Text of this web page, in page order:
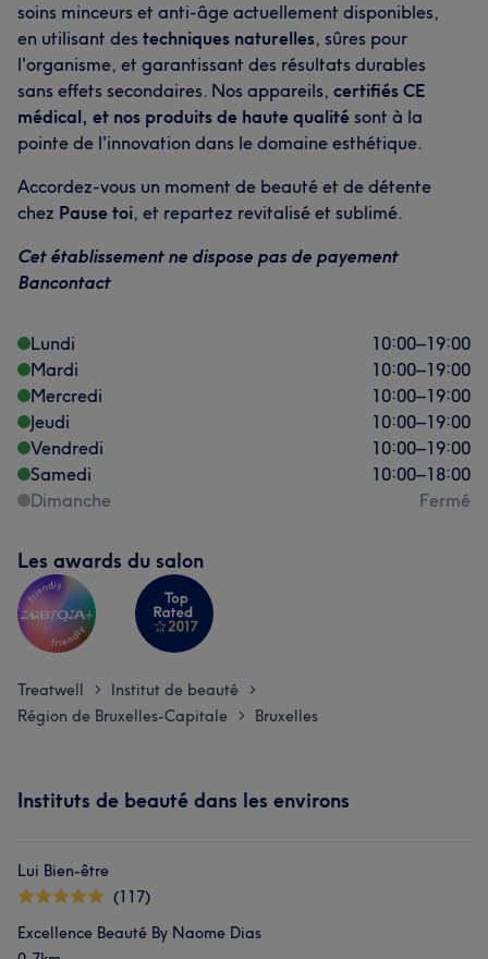
L'avis de nos clients sur Purple
Attentionné/e 15 Exceptionnel/le 9 Attentif/ive 9
soins minceurs et anti-âge actuellement disponibles,
en utilisant des techniques naturelles, sûres pour
l'organisme, et garantissant des résultats durables
sans effets secondaires. Nos appareils, certifiés CE
médical, et nos produits de haute qualité sont à la
pointe de l'innovation dans le domaine esthétique.
Accordez-vous un moment de beauté et de détente
chez Pause toi, et repartez revitalisé et sublimé.
Cet établissement ne dispose pas de payement
Bancontact
Lundi 10:00–19:00
Mardi
10:00–19:00
Mercredi
10:00–19:00
Jeudi
10:00–19:00
Vendredi
10:00–19:00
Samedi
10:00–18:00
Dimanche
Fermé
Les awards du salon
Treatwell > Institut de beauté >
Région de Bruxelles-Capitale > Bruxelles
Instituts de beauté dans les environs
Lui Bien-être
(117)
Excellence Beauté By Naome Dias